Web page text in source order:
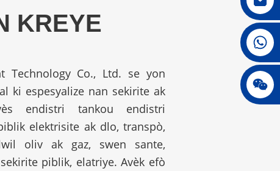
KREYE
Technology Co., Ltd. se yon
ki espesyalize nan sekirite ak
endistri tankou endistri
elektrisite ak dlo, transpò,
oliv ak gaz, swen sante,
piblik, elatriye. Avèk efò